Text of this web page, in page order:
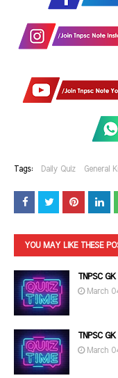
Tags: Daily Quiz General
YOU MAY LIKE THESE
TNPSC
March
TNPSC
March